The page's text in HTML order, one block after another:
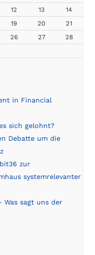
12 13
14
19 20
21
26 27
28
in Financial
sich gelohnt?
Debatte um die
zur
systemrelevanter
Was sagt uns der